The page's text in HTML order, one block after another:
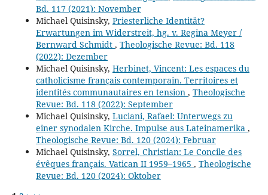
Bd. 117 (2021): November
Michael Quisinsky, Priesterliche Identität?
Erwartungen im Widerstreit, hg. v. Regina Meyer /
Bernward Schmidt , Theologische Revue: Bd. 118
(2022): Dezember
Michael Quisinsky, Herbinet, Vincent: Les espaces du
catholicisme français contemporain. Territoires et
identités communautaires en tension , Theologische
Revue: Bd. 118 (2022): September
Michael Quisinsky, Luciani, Rafael: Unterwegs zu
einer synodalen Kirche. Impulse aus Lateinamerika ,
Theologische Revue: Bd. 120 (2024): Februar
Michael Quisinsky, Sorrel, Christian: Le Concile des
évêques français. Vatican II 1959–1965 , Theologische
Revue: Bd. 120 (2024): Oktober